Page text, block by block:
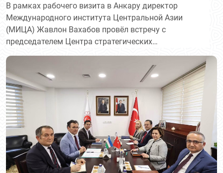
В рамках рабочего визита в Анкару директор
Международного института Центральной Азии
(МИЦА) Жавлон Вахабов провёл встречу с
председателем Центра стратегических